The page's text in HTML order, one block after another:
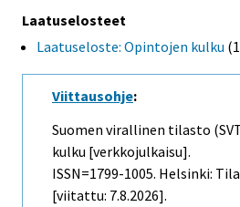
Laatuselosteet
Laatuseloste: Opintojen kulku
Viittausohje:
Suomen virallinen tilasto
kulku [verkkojulkaisu].
ISSN=1799-1005. Helsinki:
[viitattu: 7.8.2026].